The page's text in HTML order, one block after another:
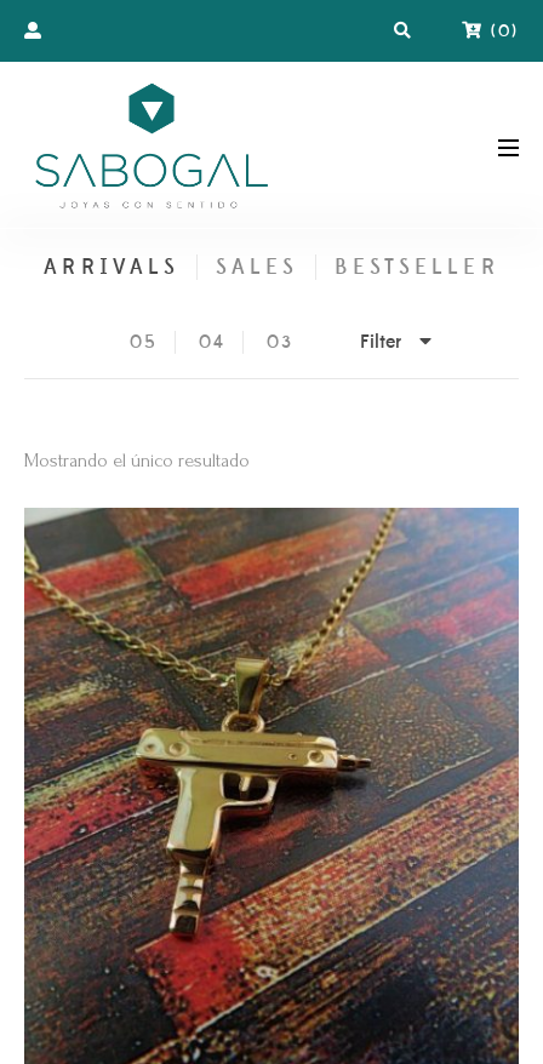
(0)
ARRIVALS SALES BESTSELLER
05 04 03 Filter
Mostrando el único resultado